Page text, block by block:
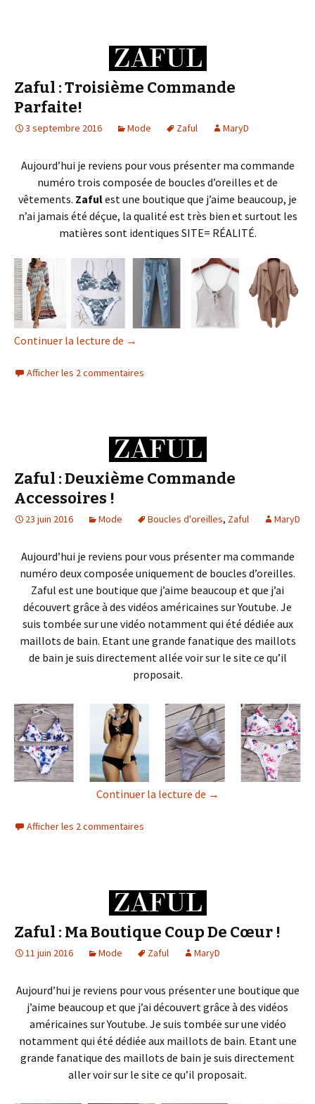
Zaful : Troisième Commande
Parfaite!
3 septembre 2016 Mode Zaful MaryD
Aujourd’hui je reviens pour vous présenter ma commande
numéro trois composée de boucles d’oreilles et de
vêtements. Zafulest une boutique que j’aime beaucoup, je
n’ai jamais été déçue, la qualité est très bien et surtout les
matières sont identiques SITE= RÉALITÉ.
Continuer la lecture de Zaful : Troisième Commande Parfaite!
→
Afficher les 2 commentaires
Zaful : Deuxième Commande
Accessoires !
23 juin 2016 Mode Boucles d'oreilles, Zaful MaryD
Aujourd’hui je reviens pour vous présenter ma commande
numéro deux composée uniquement de boucles d’oreilles.
Zaful est une boutique que j’aime beaucoup et que j’ai
découvert grâce à des vidéos américaines sur Youtube. Je
suis tombée sur une vidéo notamment qui été dédiée aux
maillots de bain. Etant une grande fanatique des maillots
de bain je suis directement allée voir sur le site ce qu’il
proposait.
Continuer la lecture de Zaful : Deuxième
→
Afficher les 2 commentaires
Zaful : Ma Boutique Coup De Cœur !
11 juin 2016 Mode Zaful MaryD
Aujourd’hui je reviens pour vous présenter une boutique que
j’aime beaucoup et que j’ai découvert grâce à des vidéos
américaines sur Youtube. Je suis tombée sur une vidéo
notamment qui été dédiée aux maillots de bain. Etant une
grande fanatique des maillots de bain je suis directement
aller voir sur le site ce qu’il proposait.